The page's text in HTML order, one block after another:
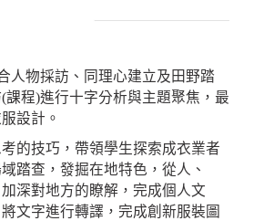
人物採訪、同理心建立及田野踏
課程)進行十字分析與主題聚焦，最
設計。
的技巧，帶領學生探索成衣業者
踏查，發掘在地特色，從人、
深對地方的瞭解，完成個人文
文字進行轉譯，完成創新服裝圖